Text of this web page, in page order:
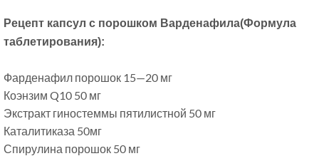
Рецепт капсул с порошком Варденафила(Формула
таблетирования):
Фарденафил порошок 15—20 мг
Коэнзим Q10 50 мг
Экстракт гиностеммы пятилистной 50 мг
Каталитиказа 50мг
Спирулина порошок 50 мг